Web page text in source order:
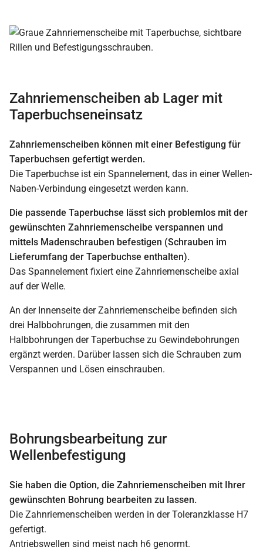
Zahnriemenscheiben ab Lager mit
Taperbuchseneinsatz
Zahnriemenscheiben können mit einer Befestigung für
Taperbuchsen gefertigt werden.
Die Taperbuchse ist ein Spannelement, das in einer Wellen-
Naben-Verbindung eingesetzt werden kann.
Die passende Taperbuchse lässt sich problemlos mit der
gewünschten Zahnriemenscheibe verspannen und
mittels Madenschrauben befestigen (Schrauben im
Lieferumfang der Taperbuchse enthalten).
Das Spannelement fixiert eine Zahnriemenscheibe axial
auf der Welle.
An der Innenseite der Zahnriemenscheibe befinden sich
drei Halbbohrungen, die zusammen mit den
Halbbohrungen der Taperbuchse zu Gewindebohrungen
ergänzt werden. Darüber lassen sich die Schrauben zum
Verspannen und Lösen einschrauben.
Bohrungsbearbeitung zur
Wellenbefestigung
Sie haben die Option, die Zahnriemenscheiben mit Ihrer
gewünschten Bohrung bearbeiten zu lassen.
Die Zahnriemenscheiben werden in der Toleranzklasse H7
gefertigt.
Antriebswellen sind meist nach h6 genormt.